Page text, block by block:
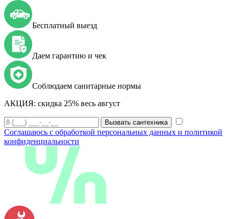
Бесплатный выезд
Даем гарантию и чек
Соблюдаем санитарные нормы
АКЦИЯ: скидка 25% весь август
Вызвать сантехника
Соглашаюсь с обработкой персональных данных и политикой
конфиденциальности